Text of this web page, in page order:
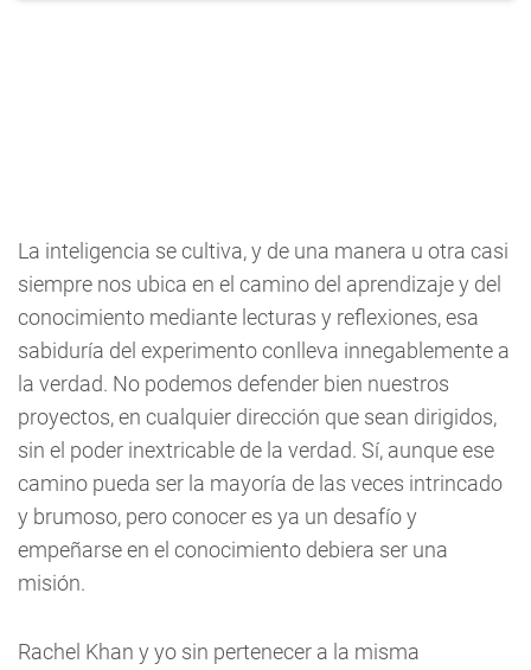
La inteligencia se cultiva, y de una manera u otra casi
siempre nos ubica en el camino del aprendizaje y del
conocimiento mediante lecturas y reflexiones, esa
sabiduría del experimento conlleva innegablemente a
la verdad. No podemos defender bien nuestros
proyectos, en cualquier dirección que sean dirigidos,
sin el poder inextricable de la verdad. Sí, aunque ese
camino pueda ser la mayoría de las veces intrincado
y brumoso, pero conocer es ya un desafío y
empeñarse en el conocimiento debiera ser una
misión.
Rachel Khan y yo sin pertenecer a la misma